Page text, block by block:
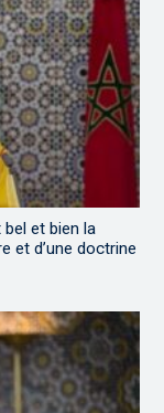
et bien la
et d’une doctrine